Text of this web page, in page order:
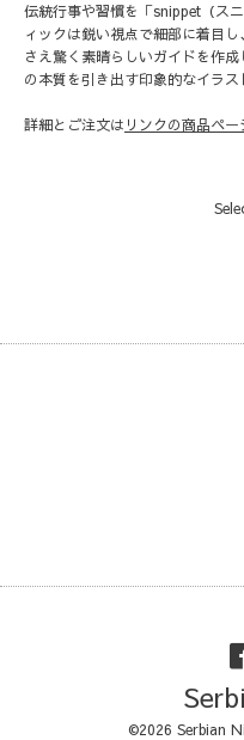
伝統行事や習慣を「snippet（ス
ィックは鋭い視点で細部に着目
さえ驚く素晴らしいガイドを作
の本質を引き出す印象的なイラス
詳細とご注文は リンクの商品ペー
©2026 Serbian